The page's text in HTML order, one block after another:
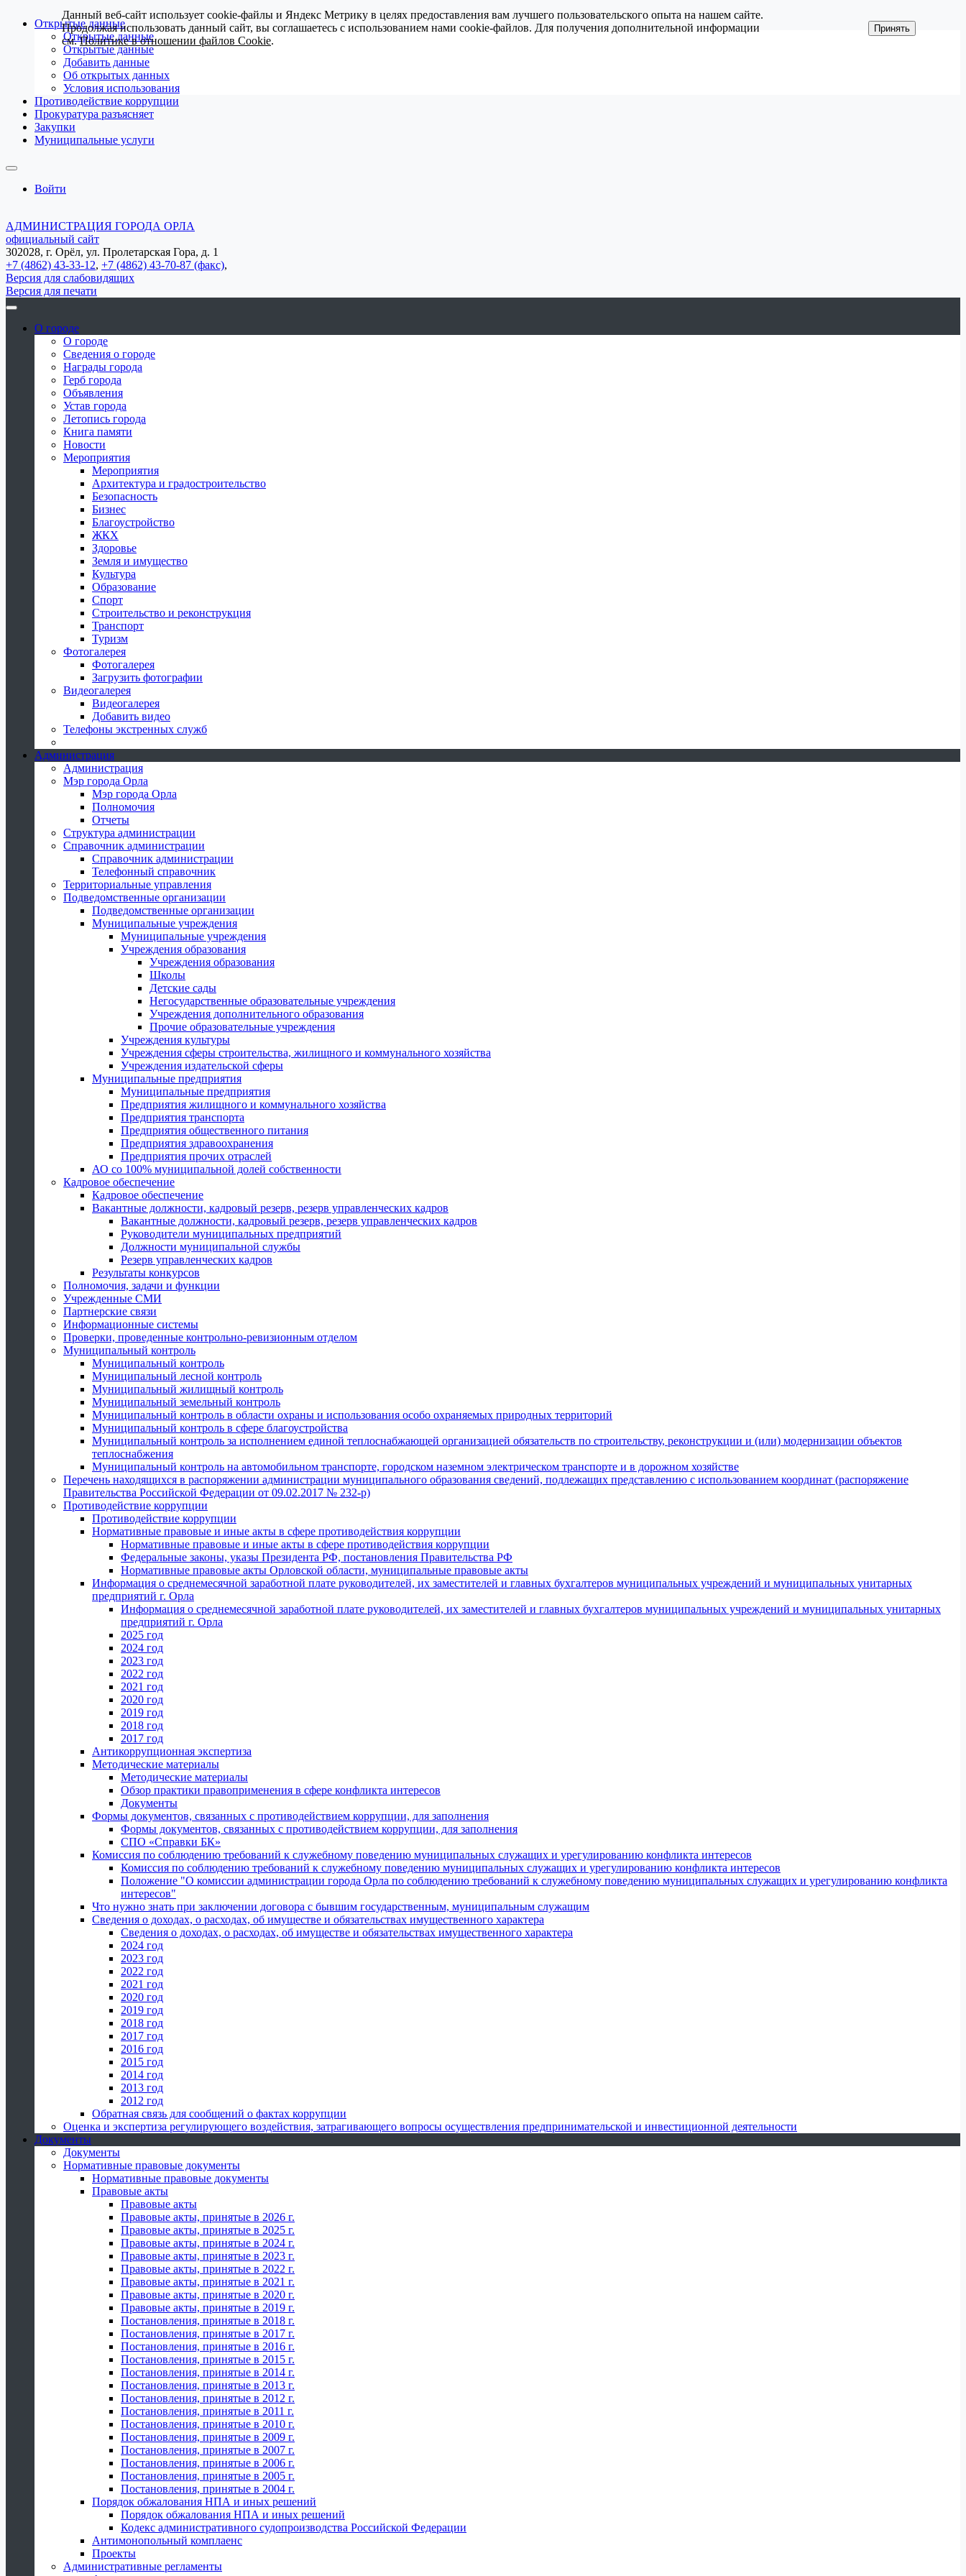
Открытые данные
Открытые данные
Открытые данные
Добавить данные
Об открытых данных
Условия использования
Противодействие коррупции
Прокуратура разъясняет
Закупки
Муниципальные услуги
Войти
АДМИНИСТРАЦИЯ ГОРОДА ОРЛА
официальный сайт
302028, г. Орёл, ул. Пролетарская Гора, д. 1
+7 (4862) 43-33-12, +7 (4862) 43-70-87 (факс),
Версия для слабовидящих
Версия для печати
О городе
О городе
Сведения о городе
Награды города
Герб города
Объявления
Устав города
Летопись города
Книга памяти
Новости
Мероприятия
Мероприятия
Архитектура и градостроительство
Безопасность
Бизнес
Благоустройство
ЖКХ
Здоровье
Земля и имущество
Культура
Образование
Спорт
Строительство и реконструкция
Транспорт
Туризм
Фотогалерея
Фотогалерея
Загрузить фотографии
Видеогалерея
Видеогалерея
Добавить видео
Телефоны экстренных служб
Администрация
Администрация
Мэр города Орла
Мэр города Орла
Полномочия
Отчеты
Структура администрации
Справочник администрации
Справочник администрации
Телефонный справочник
Территориальные управления
Подведомственные организации
Подведомственные организации
Муниципальные учреждения
Муниципальные учреждения
Учреждения образования
Учреждения образования
Школы
Детские сады
Негосударственные образовательные учреждения
Учреждения дополнительного образования
Прочие образовательные учреждения
Учреждения культуры
Учреждения сферы строительства, жилищного и коммунального хозяйства
Учреждения издательской сферы
Муниципальные предприятия
Муниципальные предприятия
Предприятия жилищного и коммунального хозяйства
Предприятия транспорта
Предприятия общественного питания
Предприятия здравоохранения
Предприятия прочих отраслей
АО со 100% муниципальной долей собственности
Кадровое обеспечение
Кадровое обеспечение
Вакантные должности, кадровый резерв, резерв управленческих кадров
Вакантные должности, кадровый резерв, резерв управленческих кадров
Руководители муниципальных предприятий
Должности муниципальной службы
Резерв управленческих кадров
Результаты конкурсов
Полномочия, задачи и функции
Учрежденные СМИ
Партнерские связи
Информационные системы
Проверки, проведенные контрольно-ревизионным отделом
Муниципальный контроль
Муниципальный контроль
Муниципальный лесной контроль
Муниципальный жилищный контроль
Муниципальный земельный контроль
Муниципальный контроль в области охраны и использования особо охраняемых природных территорий
Муниципальный контроль в сфере благоустройства
Муниципальный контроль за исполнением единой теплоснабжающей организацией обязательств по строительству, реконструкции и (или) модернизации объектов
теплоснабжения
Муниципальный контроль на автомобильном транспорте, городском наземном электрическом транспорте и в дорожном хозяйстве
Перечень находящихся в распоряжении администрации муниципального образования сведений, подлежащих представлению с использованием координат (распоряжение
Правительства Российской Федерации от 09.02.2017 № 232-р)
Противодействие коррупции
Противодействие коррупции
Нормативные правовые и иные акты в сфере противодействия коррупции
Нормативные правовые и иные акты в сфере противодействия коррупции
Федеральные законы, указы Президента РФ, постановления Правительства РФ
Нормативные правовые акты Орловской области, муниципальные правовые акты
Информация о среднемесячной заработной плате руководителей, их заместителей и главных бухгалтеров муниципальных учреждений и муниципальных унитарных
предприятий г. Орла
Информация о среднемесячной заработной плате руководителей, их заместителей и главных бухгалтеров муниципальных учреждений и муниципальных унитарных
предприятий г. Орла
2025 год
2024 год
2023 год
2022 год
2021 год
2020 год
2019 год
2018 год
2017 год
Антикоррупционная экспертиза
Методические материалы
Методические материалы
Обзор практики правоприменения в сфере конфликта интересов
Документы
Формы документов, связанных с противодействием коррупции, для заполнения
Формы документов, связанных с противодействием коррупции, для заполнения
СПО «Справки БК»
Комиссия по соблюдению требований к служебному поведению муниципальных служащих и урегулированию конфликта интересов
Комиссия по соблюдению требований к служебному поведению муниципальных служащих и урегулированию конфликта интересов
Положение "О комиссии администрации города Орла по соблюдению требований к служебному поведению муниципальных служащих и урегулированию конфликта
интересов"
Что нужно знать при заключении договора с бывшим государственным, муниципальным служащим
Сведения о доходах, о расходах, об имуществе и обязательствах имущественного характера
Сведения о доходах, о расходах, об имуществе и обязательствах имущественного характера
2024 год
2023 год
2022 год
2021 год
2020 год
2019 год
2018 год
2017 год
2016 год
2015 год
2014 год
2013 год
2012 год
Обратная связь для сообщений о фактах коррупции
Оценка и экспертиза регулирующего воздействия, затрагивающего вопросы осуществления предпринимательской и инвестиционной деятельности
Документы
Документы
Нормативные правовые документы
Нормативные правовые документы
Правовые акты
Правовые акты
Правовые акты, принятые в 2026 г.
Правовые акты, принятые в 2025 г.
Правовые акты, принятые в 2024 г.
Правовые акты, принятые в 2023 г.
Правовые акты, принятые в 2022 г.
Правовые акты, принятые в 2021 г.
Правовые акты, принятые в 2020 г.
Правовые акты, принятые в 2019 г.
Постановления, принятые в 2018 г.
Постановления, принятые в 2017 г.
Постановления, принятые в 2016 г.
Постановления, принятые в 2015 г.
Постановления, принятые в 2014 г.
Постановления, принятые в 2013 г.
Постановления, принятые в 2012 г.
Постановления, принятые в 2011 г.
Постановления, принятые в 2010 г.
Постановления, принятые в 2009 г.
Постановления, принятые в 2007 г.
Постановления, принятые в 2006 г.
Постановления, принятые в 2005 г.
Постановления, принятые в 2004 г.
Порядок обжалования НПА и иных решений
Порядок обжалования НПА и иных решений
Кодекс административного судопроизводства Российской Федерации
Антимонопольный комплаенс
Проекты
Административные регламенты
Данный веб-сайт использует cookie-файлы и Яндекс Метрику в целях предоставления вам лучшего пользовательского опыта на нашем сайте.
Продолжая использовать данный сайт, вы соглашаетесь с использованием нами cookie-файлов. Для получения дополнительной информации
см.Политике в отношении файлов Cookie.
Принять